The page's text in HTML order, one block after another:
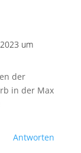
um
der
in der Max
Antworten